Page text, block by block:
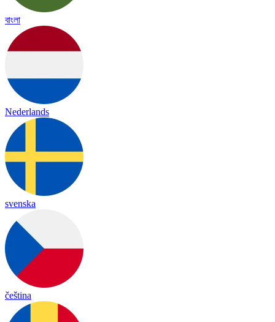
বাংলা
Nederlands
svenska
čeština